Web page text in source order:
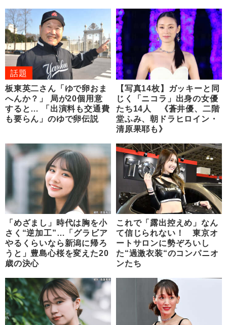
話題
板東英二さん「ゆで卵おま
へんか？」 局が20個用意
すると… 「出演料も交通費
も要らん」のゆで卵伝説
【写真14枚】ガッキーと同
じく「ニコラ」出身の女優
たち14人 《蒼井優、二階
堂ふみ、朝ドラヒロイン・
清原果耶も》
「めざまし」時代は胸を小
さく“逆加工”…「グラビア
やるくらいなら新潟に帰ろ
うと」豊島心桜を変えた20
歳の決心
これで「露出控えめ」なん
て信じられない！ 東京オ
ートサロンに勢ぞろいし
た“過激衣装“のコンパニオ
ンたち